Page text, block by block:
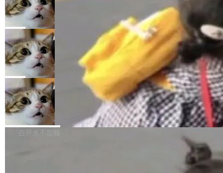
字，留下了这份纪念。 雷霄骅曾是中国传媒大学
数字电视技术方向的博士生，长期从事视频、音
频技...
务，最终却产生了 180 万美元的账单，实际支出
超出原定预算 860%。 更令人意外的是，该项目
最终并未成功落地，而高额算力消耗持续运行长
达 5 个月，公司直到财务对账时才察觉异常。这
意味着一个无人看管的 AI 程序，在近半年时间
里日夜不停地"烧钱"。 复盘显示，...
且按目前的速度，中国 AI 工具预计在今年底或
2027 年就能追上美国前沿实验室的水平。 Dela
ngue 把原因归结为一件事：开放协作。中国的
AI 开发者在一个共享和协作的生态里加速迭代，
而美国模型厂商在"闭门造车"。他的原话是 "buil
ding in silos"——各自为战，互不通气。 这个判
断从他嘴里说出来分量不同。Hugging Face 是
全球最大的开源 AI 平台，上面跑着上百万个模
型。谁在开源赛道上领先，...
当 AI agent 把源码变成了最好的扩展系
统，开发者工具必须开源
五年前，David Crawshaw 问过很多软件工程师
一个问题：你写过什么给自己用的程序？答案几
乎都是没有。工程师们整天用别人写的程序写程
序给别人用。偶尔有人自己写个博客系统、智能
家居控制、家庭实验室，都算稀奇事。 Crawsh
aw 是 Shelley 的作者，一个开源 AI coding age
nt。他最近在博客上写了一篇文章，核心论点很
简单：开发者工具必须开源。 理由不是传统的自
由软件情怀，而是一个跟 AI agent 直接相关的
技术判断。 两行 prompt 就能个性化任何软件 C
局
DeepSeek Harness 宣布内测邀请，全
网最大规模开源 Agent 路演现场诞生
一条内测招募帖，发出去的时候大概没人想到它
会变成一场开源 Agent 生态的路演。 8月1日，
DeepSeek Harness 团队负责人崔添翼（tiany
i）在 X 上发帖： 「如果你是 Agent Harness 相
关开源项目的开发者，希望参加 DeepSeek Har
ness 的内测，可以回复或私信联系我。请附上
局
商汤 SenseNova U1.5-Lite-Preview
开源
商汤科技宣布面向社区开源轻量级统一多模态模
型的预览版本 SenseNova U1.5-Lite-Preview。
白开水不加糖